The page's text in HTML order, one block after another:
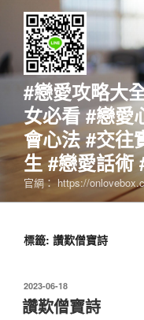
要
#戀愛攻略大
女必看 #戀愛
會心法 #交往
生 #戀愛話術
官網： https://
標籤: 讚歎僧寶詩
發
佈
於
2023-06-18
讚歎僧寶詩